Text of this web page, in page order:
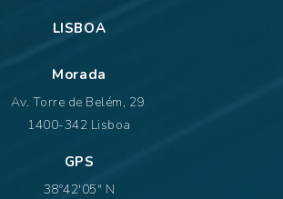
LISBOA
Morada
Av. Torre de Belém, 29
1400-342 Lisboa
GPS
38º42'05" N